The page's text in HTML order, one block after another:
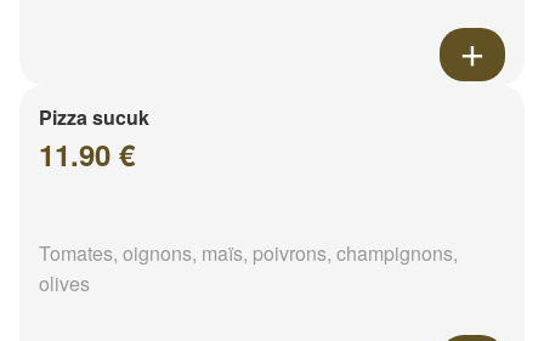
Pizza sucuk
11.90 €
Tomates, oignons, maïs, poivrons, champignons,
olives